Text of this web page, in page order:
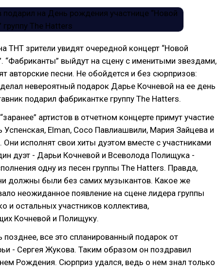
ТНТ зрители увидят очередной концерт “Новой
“Фабриканты” выйдут на сцену с именитыми звездами,
авторские песни. Не обойдется и без сюрпризов:
невероятный подарок Дарье Кочневой на ее день
подарил фабрикантке группу The Hatters.
артистов в отчетном концерте примут участие
Elman, Сосо Павлиашвили, Мария Зайцева и
исполнят свои хиты дуэтом вместе с участниками
дуэт - Дарьи Кочневой и Всеволода Полищука -
одну из песен группы The Hatters. Правда,
должны были без самих музыкантов. Какое же
неожиданное появление на сцене лидера группы
и остальных участников коллектива,
Кочневой и Полищуку.
позднее, все это спланированный подарок от
- Сергея Жукова. Таким образом он поздравил
Рождения. Сюрприз удался, ведь о нем знал только